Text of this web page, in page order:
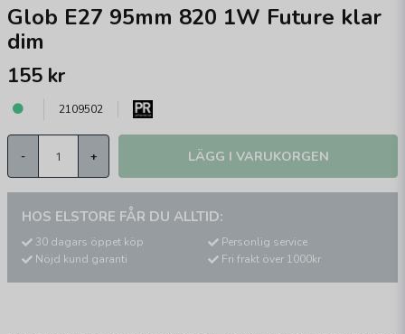
Glob E27 95mm 820 1W Future klar
dim
155 kr
2109502
- + LÄGG I VARUKORGEN
HOS ELSTORE FÅR DU ALLTID:
30 dagars öppet köp
Nöjd kund garanti
Personlig service
Fri frakt över 1000kr